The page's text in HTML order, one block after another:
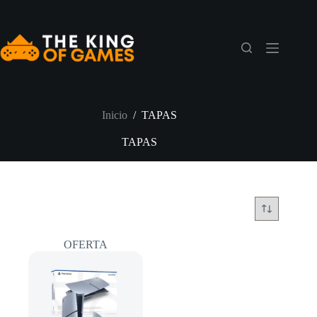
Inicio / TAPAS
TAPAS
OFERTA